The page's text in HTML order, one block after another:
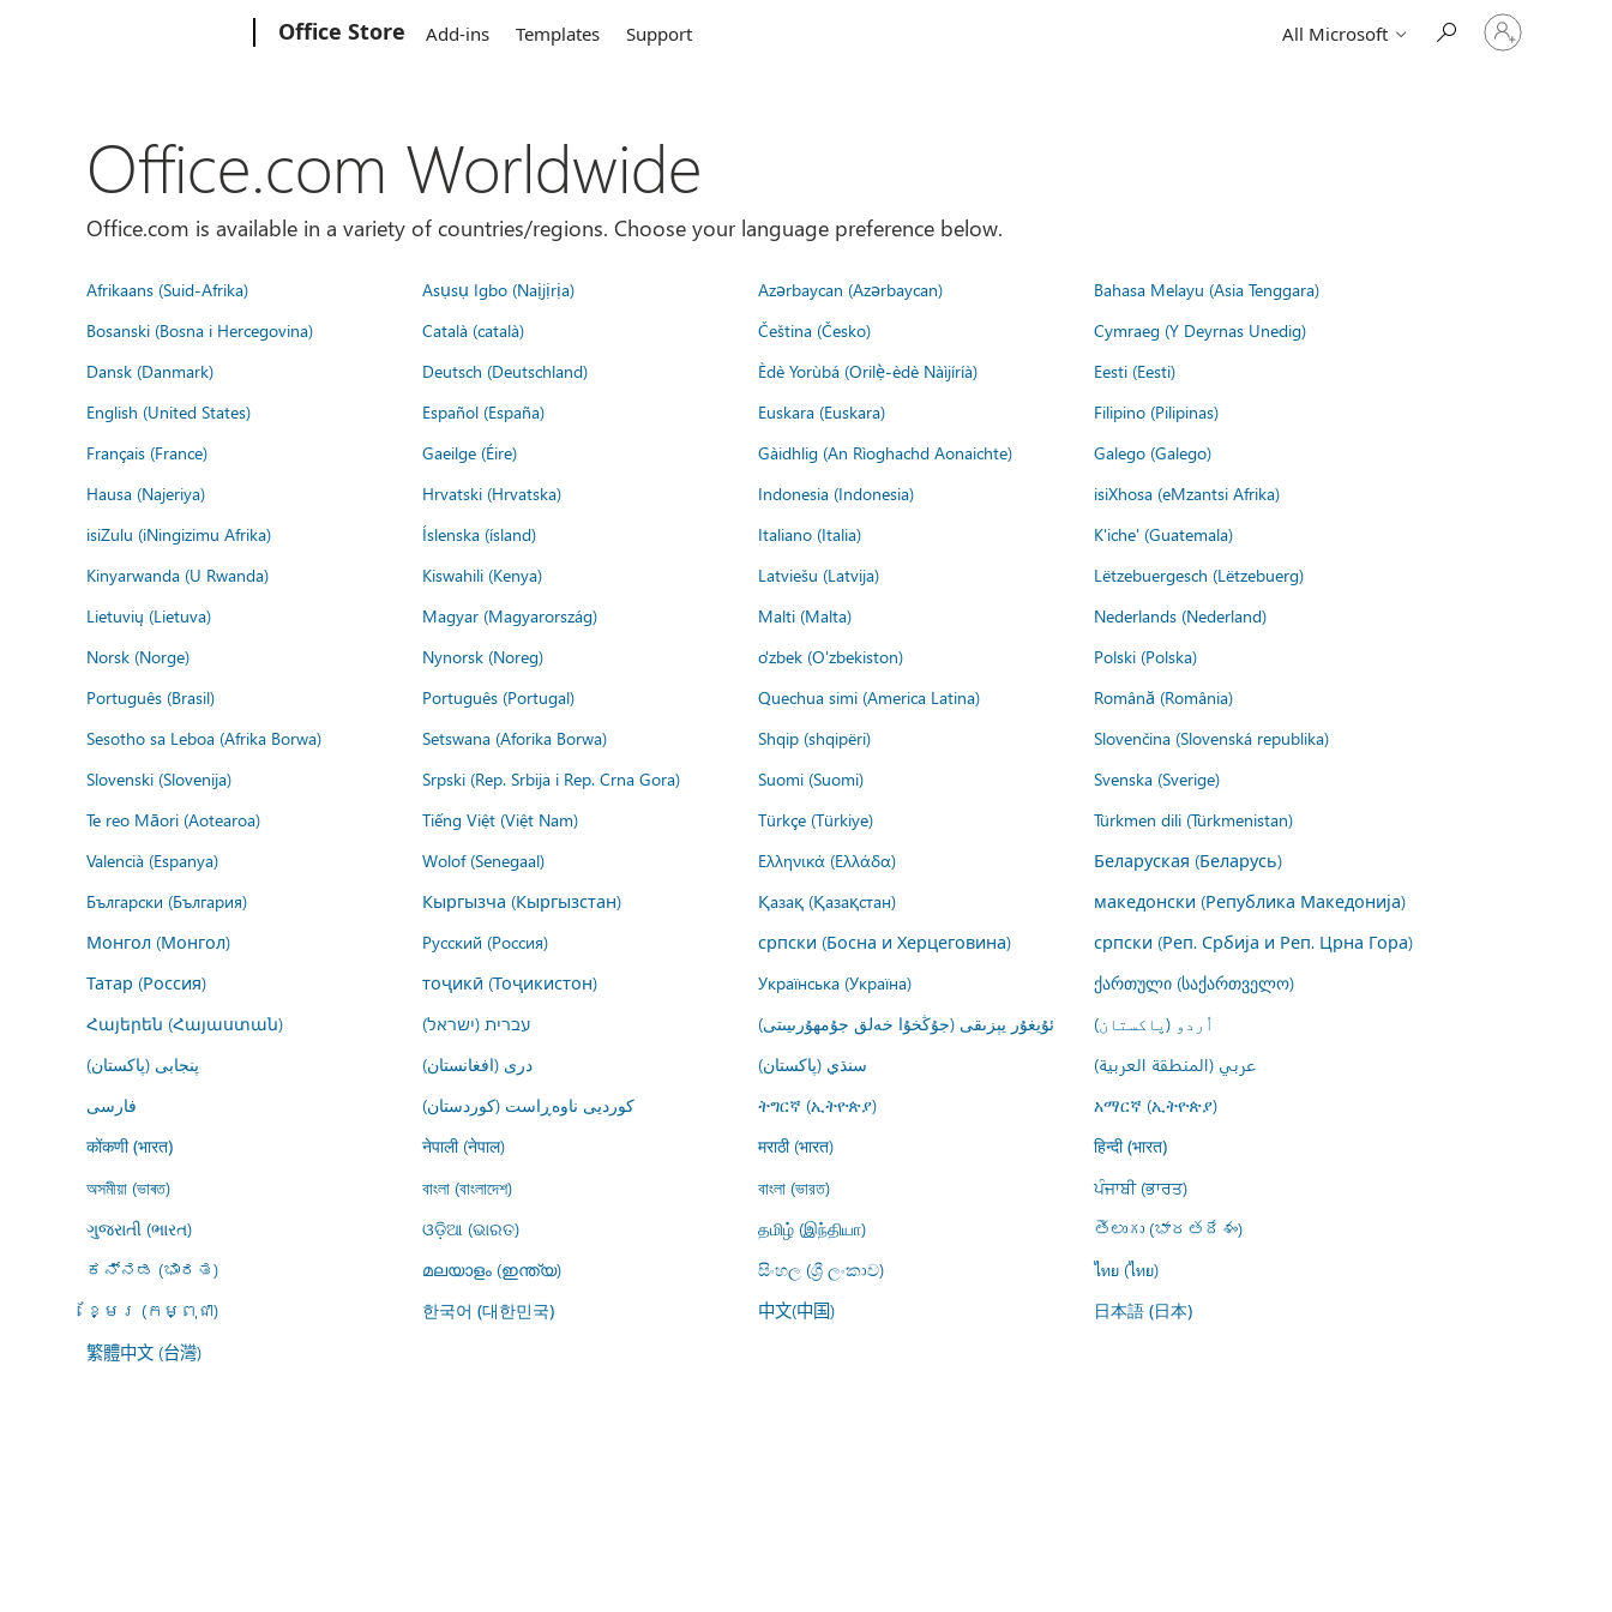
Office Store Add-ins Templates Support All Microsoft
Sign
in
Office.com Worldwide
Office.com is available in a variety of countries/regions. Choose your language preference below.
Afrikaans (Suid-Afrika) Asụsụ Igbo (Naịjịrịa) Azərbaycan (Azərbaycan)
Bahasa Melayu (Asia Tenggara)
Bosanski (Bosna i Hercegovina)
Català (català) Čeština (Česko)
Cymraeg (Y Deyrnas Unedig)
Dansk (Danmark)
Deutsch (Deutschland) Èdè Yorùbá (Orilẹ̀-èdè Nàìjíríà)
Eesti (Eesti)
English (United States)
Español (España) Euskara (Euskara)
Filipino (Pilipinas)
Français (France)
Gaeilge (Éire) Gàidhlig (An Rìoghachd Aonaichte)
Galego (Galego)
Hausa (Najeriya)
Hrvatski (Hrvatska) Indonesia (Indonesia)
isiXhosa (eMzantsi Afrika)
isiZulu (iNingizimu Afrika)
Íslenska (ísland) Italiano (Italia)
K'iche' (Guatemala)
Kinyarwanda (U Rwanda)
Kiswahili (Kenya) Latviešu (Latvija)
Lëtzebuergesch (Lëtzebuerg)
Lietuvių (Lietuva)
Magyar (Magyarország) Malti (Malta)
Nederlands (Nederland)
Norsk (Norge)
Nynorsk (Noreg) o'zbek (O'zbekiston)
Polski (Polska)
Português (Brasil)
Português (Portugal) Quechua simi (America Latina)
Română (România)
Sesotho sa Leboa (Afrika Borwa)
Setswana (Aforika Borwa) Shqip (shqipëri)
Slovenčina (Slovenská republika)
Slovenski (Slovenija)
Srpski (Rep. Srbija i Rep. Crna Gora) Suomi (Suomi)
Svenska (Sverige)
Te reo Māori (Aotearoa)
Tiếng Việt (Việt Nam) Türkçe (Türkiye)
Türkmen dili (Türkmenistan)
Valencià (Espanya)
Wolof (Senegaal) Ελληνικά (Ελλάδα)
Беларуская (Беларусь)
Български (България)
Кыргызча (Кыргызстан) Қазақ (Қазақстан)
македонски (Република Македонија)
Монгол (Монгол)
Русский (Россия) српски (Босна и Херцеговина)
српски (Реп. Србија и Реп. Црна Гора)
Татар (Россия)
тоҷикӣ (Тоҷикистон) Українська (Україна)
ქართული (საქართველო)
Հայերեն (Հայաստան)
עברית (ישראל) ئۇيغۇر يېزىقى (جۇڭخۇا خەلق جۇمھۇرىيىتى)
اُردو (پاکستان)
پنجابی (پاکستان)
درى (افغانستان) سنڌي (پاکستان)
عربي (المنطقة العربية)
فارسى
کوردیی ناوەڕاست (کوردستان) ትግርኛ (ኢትዮጵያ) አማርኛ (ኢትዮጵያ)
कोंकणी (भारत) नेपाली (नेपाल) मराठी (भारत) हिन्दी (भारत)
অসমীয়া (ভাৰত) বাংলা (বাংলাদেশ) বাংলা (ভারত)
ਪੰਜਾਬੀ (ਭਾਰਤ)
ગુજરાતી (ભારત)
ଓଡ଼ିଆ (ଭାରତ) தமிழ் (இந்தியா)
తెలుగు (భారతదేశం)
ಕನ್ನಡ (ಭಾರತ)
മലയാളം (ഇന്ത്യ) සිංහල (ශ්‍රී ලංකාව)
ไทย (ไทย)
ខ្មែរ (កម្ពុជា)
한국어 (대한민국) 中文(中国) 日本語 (日本)
繁體中文 (台灣)